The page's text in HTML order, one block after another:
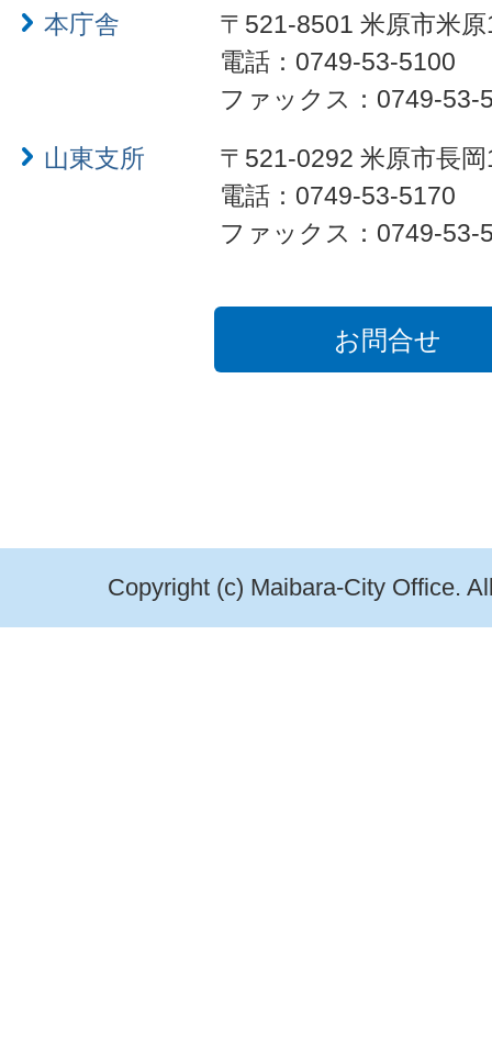
本庁舎
〒521-8501 米原市米
電話：0749-53-5100
ファックス：0749-53-
山東支所
〒521-0292 米原市長
電話：0749-53-5170
ファックス：0749-53-
お問合せ
Copyright (c) Maibara-City Office.